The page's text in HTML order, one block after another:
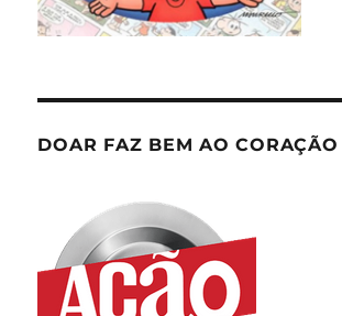
DOAR FAZ BEM AO CORAÇÃO